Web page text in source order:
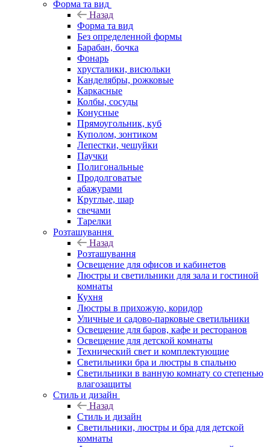
Форма та вид
Назад
Форма та вид
Без определенной формы
Барабан, бочка
Фонарь
хрусталики, висюльки
Канделябры, рожковые
Каркасные
Колбы, сосуды
Конусные
Прямоугольник, куб
Куполом, зонтиком
Лепестки, чешуйки
Паучки
Полигональные
Продолговатые
абажурами
Круглые, шар
свечами
Тарелки
Розташування
Назад
Розташування
Освещение для офисов и кабинетов
Люстры и светильники для зала и гостиной
комнаты
Кухня
Люстры в прихожую, коридор
Уличные и садово-парковые светильники
Освещение для баров, кафе и ресторанов
Освещение для детской комнаты
Технический свет и комплектующие
Светильники бра и люстры в спальню
Светильники в ванную комнату со степенью
влагозащиты
Стиль и дизайн
Назад
Стиль и дизайн
Светильники, люстры и бра для детской
комнаты